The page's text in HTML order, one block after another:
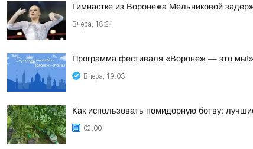
Гимнастке из Воронежа Мельниковой
Вчера, 18:24
Программа фестиваля «Воронеж — это мы!»
Вчера, 19:03
Как использовать помидорную ботву:
02:00